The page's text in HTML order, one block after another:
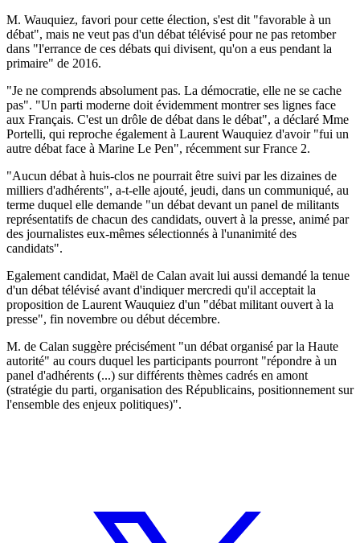
M. Wauquiez, favori pour cette élection, s'est dit "favorable à un
débat", mais ne veut pas d'un débat télévisé pour ne pas retomber
dans "l'errance de ces débats qui divisent, qu'on a eus pendant la
primaire" de 2016.
"Je ne comprends absolument pas. La démocratie, elle ne se cache
pas". "Un parti moderne doit évidemment montrer ses lignes face
aux Français. C'est un drôle de débat dans le débat", a déclaré Mme
Portelli, qui reproche également à Laurent Wauquiez d'avoir "fui un
autre débat face à Marine Le Pen", récemment sur France 2.
"Aucun débat à huis-clos ne pourrait être suivi par les dizaines de
milliers d'adhérents", a-t-elle ajouté, jeudi, dans un communiqué, au
terme duquel elle demande "un débat devant un panel de militants
représentatifs de chacun des candidats, ouvert à la presse, animé par
des journalistes eux-mêmes sélectionnés à l'unanimité des
candidats".
Egalement candidat, Maël de Calan avait lui aussi demandé la tenue
d'un débat télévisé avant d'indiquer mercredi qu'il acceptait la
proposition de Laurent Wauquiez d'un "débat militant ouvert à la
presse", fin novembre ou début décembre.
M. de Calan suggère précisément "un débat organisé par la Haute
autorité" au cours duquel les participants pourront "répondre à un
panel d'adhérents (...) sur différents thèmes cadrés en amont
(stratégie du parti, organisation des Républicains, positionnement sur
l'ensemble des enjeux politiques)".